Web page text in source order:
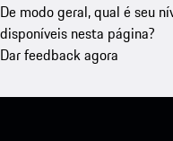
De modo geral, qual é seu
disponíveis nesta página?
Dar feedback agora